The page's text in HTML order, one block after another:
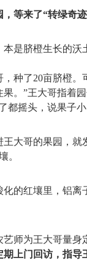
，等来了“转绿奇
是脐橙生长的
种了20亩脐橙
。”王大哥指着
都摇头，说果子
王大哥的果园，
。
的红壤里，铝
师为王大哥量身
上门回访，指